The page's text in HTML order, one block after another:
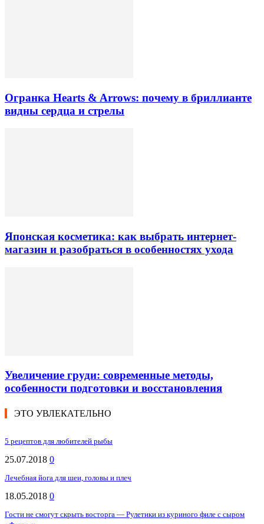
Огранка Hearts & Arrows: почему в бриллианте
видны сердца и стрелы
Японская косметика: как выбрать интернет-
магазин и разобраться в особенностях ухода
Увеличение груди: современные методы,
особенности подготовки и восстановления
ЭТО УВЛЕКАТЕЛЬНО
5 рецептов для любителей рыбы
25.07.2018 0
Лечебная йога для шеи, головы и плеч
18.05.2018 0
Гости не смогут скрыть восторга — Рулетики из куриного филе с сыром